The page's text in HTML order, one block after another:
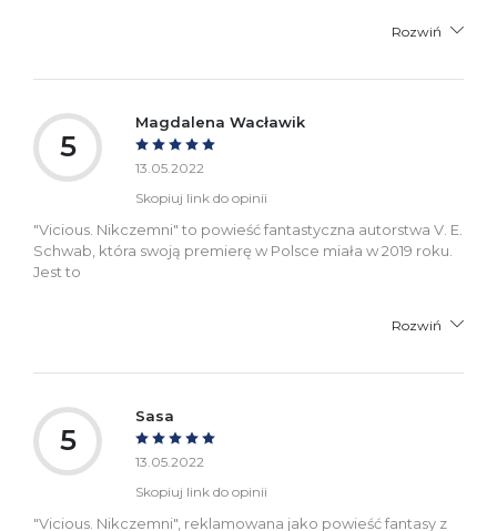
Rozwiń
5
Magdalena Wacławik
13.05.2022
Skopiuj link do opinii
"Vicious. Nikczemni" to powieść fantastyczna autorstwa V. E.
Schwab, która swoją premierę w Polsce miała w 2019 roku.
Jest to
Rozwiń
5
Sasa
13.05.2022
Skopiuj link do opinii
"Vicious. Nikczemni", reklamowana jako powieść fantasy z